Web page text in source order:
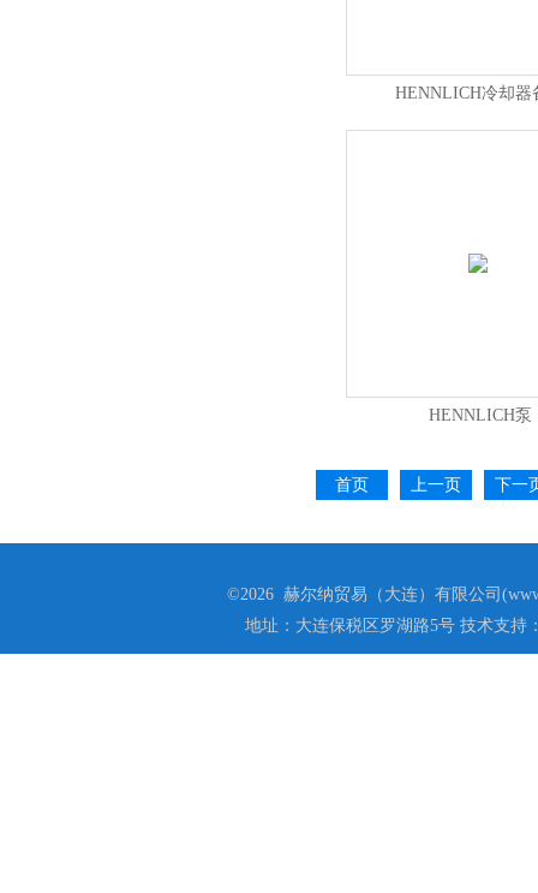
HENNLICH冷却器
HENNLICH泵
首页 上一页 下一
©2026 赫尔纳贸易（大连）有限公司
地址：大连保税区罗湖路5号 技术支持